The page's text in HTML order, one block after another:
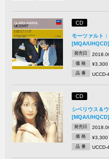
CD
モーツァルト
[MQA/UHQCD]
発売日
価 格 ¥3,300
品 番 UCCD-
CD
シベリウス＆
[MQA/UHQCD]
発売日
価 格 ¥3,300
品 番 UCCD-